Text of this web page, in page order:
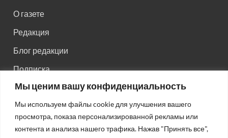
Мы ценим вашу конфиденциальность
Мы используем файлы cookie для улучшения вашего
просмотра, показа персонализированной рекламы или
контента и анализа нашего трафика. Нажав "Принять все",
О газете
Редакция
Блог редакции
Подписка
Правила поведения на сайте
Реклама
Старый сайт